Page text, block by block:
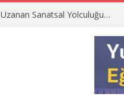
Uzanan Sanatsal Yolculuğu…